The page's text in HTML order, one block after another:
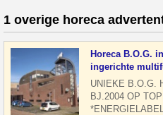
1 overige horeca
Horeca B.O.G.
ingerichte
UNIEKE B.O.G.
BJ.2004 OP